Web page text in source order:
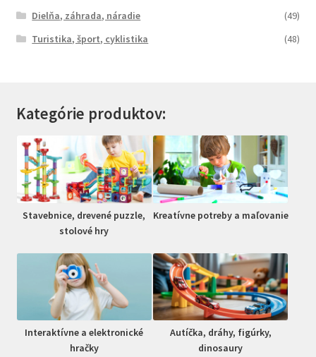
Dielňa, záhrada, náradie
(49)
Turistika, šport, cyklistika
(48)
Kategórie produktov:
Stavebnice, drevené puzzle,
stolové hry
Kreatívne potreby a maľovanie
Interaktívne a elektronické
hračky
Autíčka, dráhy, figúrky,
dinosaury